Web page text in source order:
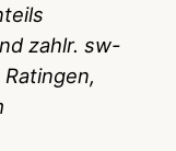
zahlr. sw-